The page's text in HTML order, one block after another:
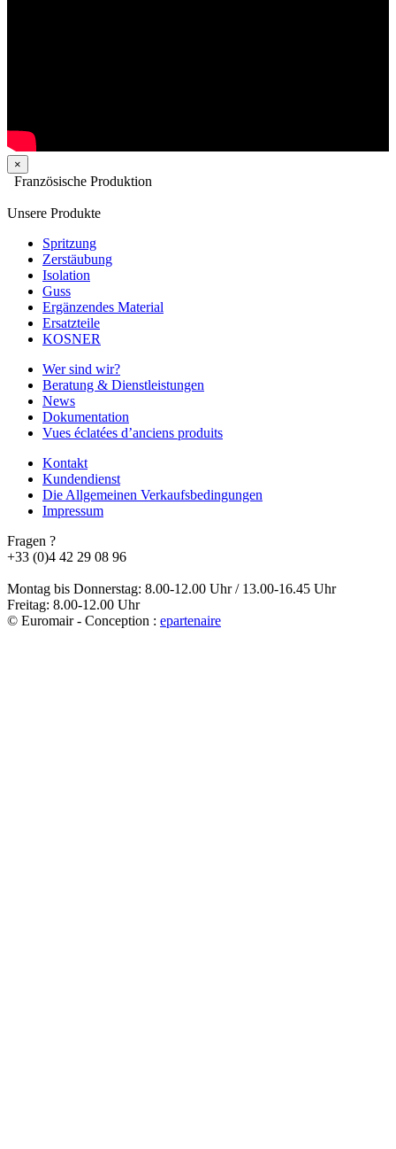
×
Französische Produktion
Unsere Produkte
Spritzung
Zerstäubung
Isolation
Guss
Ergänzendes Material
Ersatzteile
KOSNER
Wer sind wir?
Beratung & Dienstleistungen
News
Dokumentation
Vues éclatées d’anciens produits
Kontakt
Kundendienst
Die Allgemeinen Verkaufsbedingungen
Impressum
Fragen ?
+33 (0)4 42 29 08 96
Montag bis Donnerstag: 8.00-12.00 Uhr / 13.00-16.45 Uhr
Freitag: 8.00-12.00 Uhr
© Euromair - Conception : epartenaire